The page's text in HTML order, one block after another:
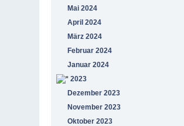
Mai 2024
April 2024
März 2024
Februar 2024
Januar 2024
2023
Dezember 2023
November 2023
Oktober 2023